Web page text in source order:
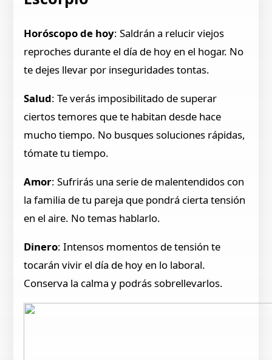
Horóscopo de hoy: Saldrán a relucir viejos
reproches durante el día de hoy en el hogar. No
te dejes llevar por inseguridades tontas.
Salud: Te verás imposibilitado de superar
ciertos temores que te habitan desde hace
mucho tiempo. No busques soluciones rápidas,
tómate tu tiempo.
Amor: Sufrirás una serie de malentendidos con
la familia de tu pareja que pondrá cierta tensión
en el aire. No temas hablarlo.
Dinero: Intensos momentos de tensión te
tocarán vivir el día de hoy en lo laboral.
Conserva la calma y podrás sobrellevarlos.